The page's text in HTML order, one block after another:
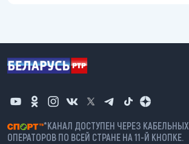
*КАНАЛ ДОСТУПЕН ЧЕРЕЗ КАБЕЛЬНЫХ
ОПЕРАТОРОВ ПО ВСЕЙ СТРАНЕ НА 11-Й КНОПКЕ.